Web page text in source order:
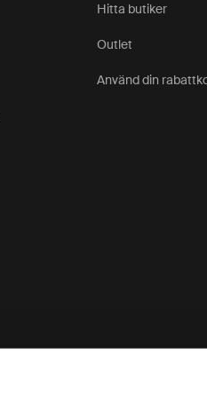
Hitta butiker
Outlet
Använd din